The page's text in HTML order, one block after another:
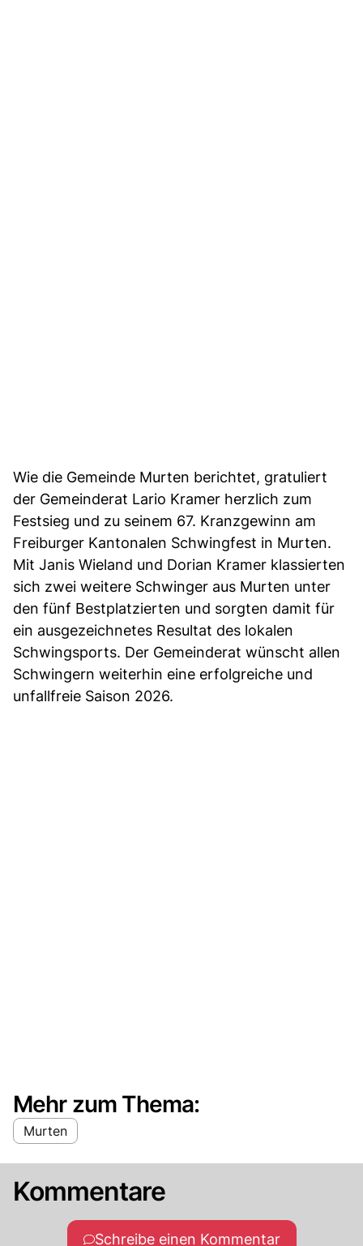
Wie die Gemeinde Murten berichtet, gratuliert
der Gemeinderat Lario Kramer herzlich zum
Festsieg und zu seinem 67. Kranzgewinn am
Freiburger Kantonalen Schwingfest in Murten.
Mit Janis Wieland und Dorian Kramer klassierten
sich zwei weitere Schwinger aus Murten unter
den fünf Bestplatzierten und sorgten damit für
ein ausgezeichnetes Resultat des lokalen
Schwingsports. Der Gemeinderat wünscht allen
Schwingern weiterhin eine erfolgreiche und
unfallfreie Saison 2026.
Mehr zum Thema:
Murten
Kommentare
Schreibe einen Kommentar